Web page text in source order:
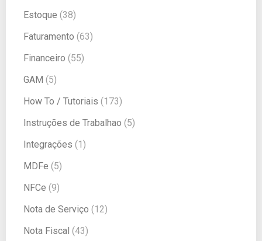
Estoque (38)
Faturamento (63)
Financeiro (55)
GAM (5)
How To / Tutoriais (173)
Instruções de Trabalhao (5)
Integrações (1)
MDFe (5)
NFCe (9)
Nota de Serviço (12)
Nota Fiscal (43)